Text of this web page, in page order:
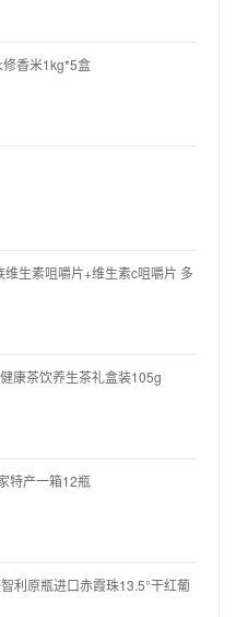
修香米1kg*5盒
生素咀嚼片+维生素c咀嚼片 多
康茶饮养生茶礼盒装105g
特产一箱12瓶
利原瓶进口赤霞珠13.5°干红葡